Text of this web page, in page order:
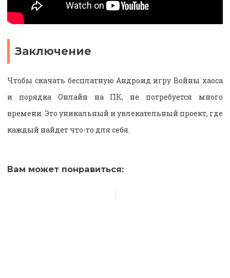
Заключение
Чтобы скачать бесплатную Андроид игру Войны хаоса
и порядка Онлайн на ПК, не потребуется много
времени. Это уникальный и увлекательный проект, где
каждый найдет что-то для себя.
Вам может понравиться: